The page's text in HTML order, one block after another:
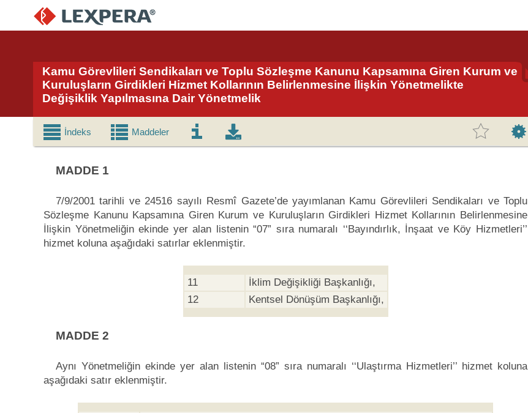
Kamu Görevlileri Sendikaları ve Toplu Sözleşme Kanunu Kapsamına Giren Kurum ve
Kuruluşların Girdikleri Hizmet Kollarının Belirlenmesine İlişkin Yönetmelikte
Değişiklik Yapılmasına Dair Yönetmelik
İndeks Maddeler
MADDE 1
7/9/2001 tarihli ve 24516 sayılı Resmî Gazete’de yayımlanan Kamu Görevlileri Sendikaları ve Toplu
Sözleşme Kanunu Kapsamına Giren Kurum ve Kuruluşların Girdikleri Hizmet Kollarının Belirlenmesine
İlişkin Yönetmeliğin ekinde yer alan listenin “07” sıra numaralı ‘‘Bayındırlık, İnşaat ve Köy Hizmetleri’’
hizmet koluna aşağıdaki satırlar eklenmiştir.
11
İklim Değişikliği Başkanlığı,
12
Kentsel Dönüşüm Başkanlığı,
MADDE 2
Aynı Yönetmeliğin ekinde yer alan listenin “08” sıra numaralı ‘‘Ulaştırma Hizmetleri’’ hizmet koluna
aşağıdaki satır eklenmiştir.